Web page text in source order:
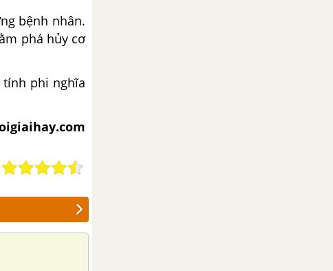
bệnh nhân.
phá hủy cơ
phi nghĩa